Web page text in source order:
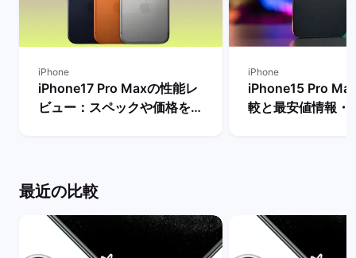
iPhone
iPhone17 Pro Maxの性能レ
ビュー：スペックや価格を
iPhone
iPhone15 Pro
較と最安値情報・
最近の比較